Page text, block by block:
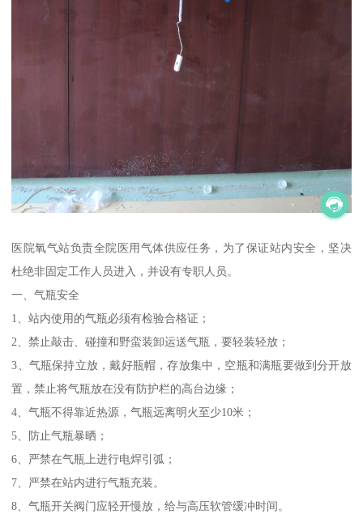
医院氧气站负责全院医用气体供应任务，为了保证站内安全，坚决
杜绝非固定工作人员进入，并设有专职人员。
一、气瓶安全
1、站内使用的气瓶必须有检验合格证；
2、禁止敲击、碰撞和野蛮装卸运送气瓶，要轻装轻放；
3、气瓶保持立放，戴好瓶帽，存放集中，空瓶和满瓶要做到分开放
置，禁止将气瓶放在没有防护栏的高台边缘；
4、气瓶不得靠近热源，气瓶远离明火至少10米；
5、防止气瓶暴晒；
6、严禁在气瓶上进行电焊引弧；
7、严禁在站内进行气瓶充装。
8、气瓶开关阀门应轻开慢放，给与高压软管缓冲时间。